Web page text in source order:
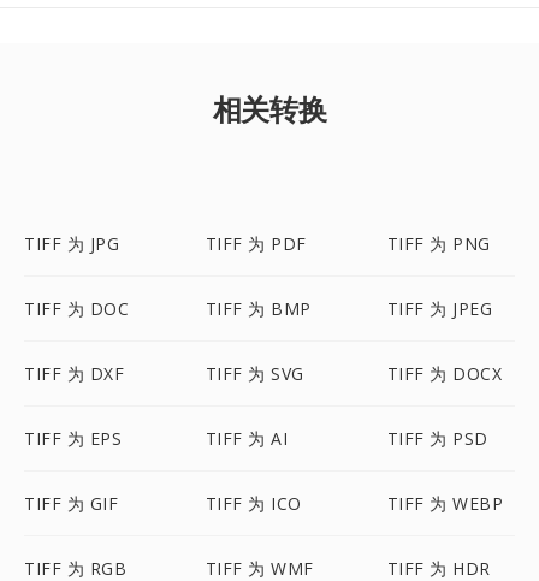
相关转换
TIFF 为 JPG TIFF 为 PDF TIFF 为 PNG
TIFF 为 DOC TIFF 为 BMP TIFF 为 JPEG
TIFF 为 DXF TIFF 为 SVG TIFF 为 DOCX
TIFF 为 EPS TIFF 为 AI TIFF 为 PSD
TIFF 为 GIF TIFF 为 ICO TIFF 为 WEBP
TIFF 为 RGB TIFF 为 WMF TIFF 为 HDR